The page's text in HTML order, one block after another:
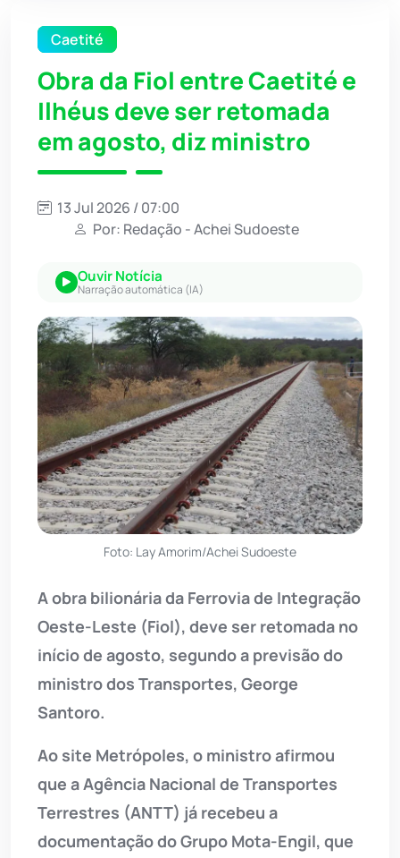
Caetité
Obra da Fiol entre Caetité e
Ilhéus deve ser retomada
em agosto, diz ministro
13 Jul 2026 / 07:00
Por: Redação - Achei Sudoeste
Ouvir Notícia
Narração automática (IA)
Foto: Lay Amorim/Achei Sudoeste
A obra bilionária da Ferrovia de Integração
Oeste-Leste (Fiol), deve ser retomada no
início de agosto, segundo a previsão do
ministro dos Transportes, George
Santoro.
Ao site Metrópoles, o ministro afirmou
que a Agência Nacional de Transportes
Terrestres (ANTT) já recebeu a
documentação do Grupo Mota-Engil, que